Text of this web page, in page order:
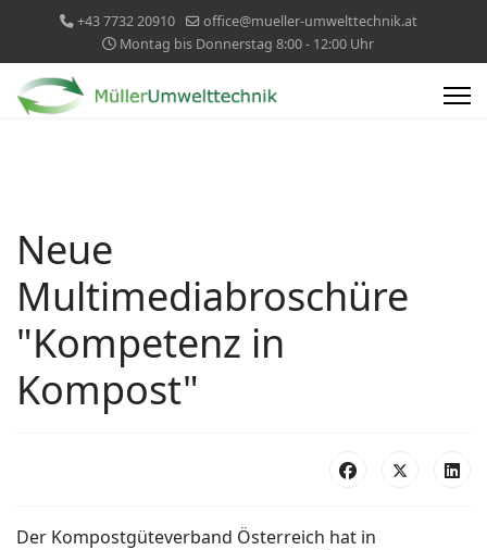
+43 7732 20910
office@mueller-umwelttechnik.at
Montag bis Donnerstag 8:00 - 12:00 Uhr
Neue
Multimediabroschüre
"Kompetenz in
Kompost"
Der Kompostgüteverband Österreich hat in